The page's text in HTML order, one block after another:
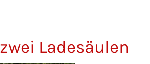
zwei Ladesäulen